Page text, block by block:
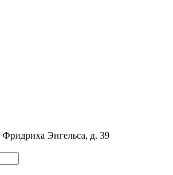
​Фридриха Энгельса, д. 39